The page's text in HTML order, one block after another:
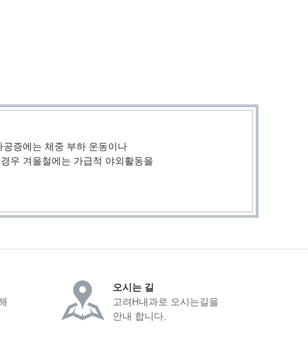
증에는 체중 부하 운동이나
우 겨울철에는 가급적 야외활동을
오시는 길
고려H내과로 오시는길을
안내 합니다.